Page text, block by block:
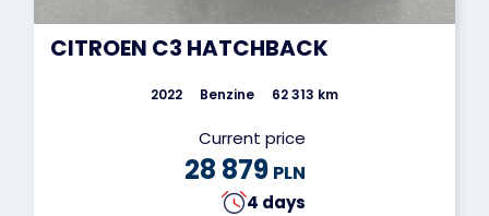
CITROEN C3 HATCHBACK
2022 Benzine 62 313 km
Current price
28 879 PLN
4 days